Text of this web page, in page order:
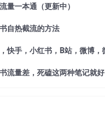
量一本通（更新中）
自热截流的方法
流量差，死磕这两种笔记就好